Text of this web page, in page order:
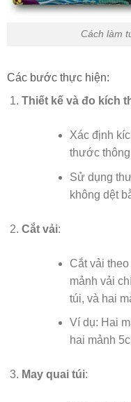
Cách làm
Các bước thực hiện:
Thiết kế và đo kích
Xác định
thước
Sử dụng
không dệt
Cắt vải:
Cắt vải
mảnh vải
túi, và hai
Ví dụ: Hai
hai mảnh
May quai túi: